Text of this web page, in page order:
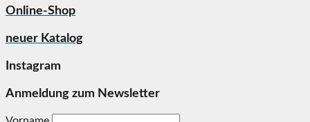
Online-Shop
neuer Katalog
Instagram
Anmeldung zum Newsletter